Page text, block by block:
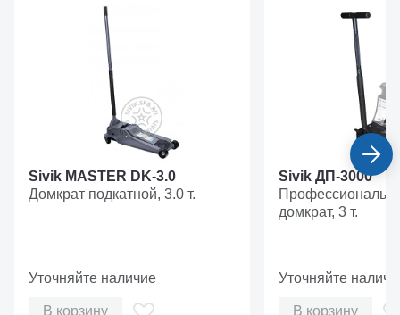
Sivik MASTER DK-3.0
Домкрат подкатной, 3.0 т.
Уточняйте наличие
В корзину
Sivik ДП-3000
домкрат, 3 т.
Уточняйте
В корзину